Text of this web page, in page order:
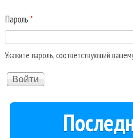
Пароль *
Укажите пароль, соответствующий